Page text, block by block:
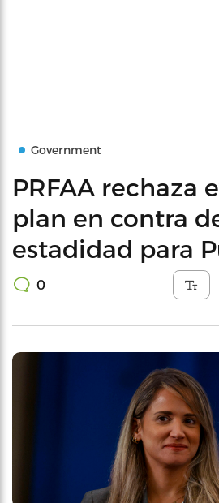
Government
PRFAA rechaza
plan en contra
estadidad para
0